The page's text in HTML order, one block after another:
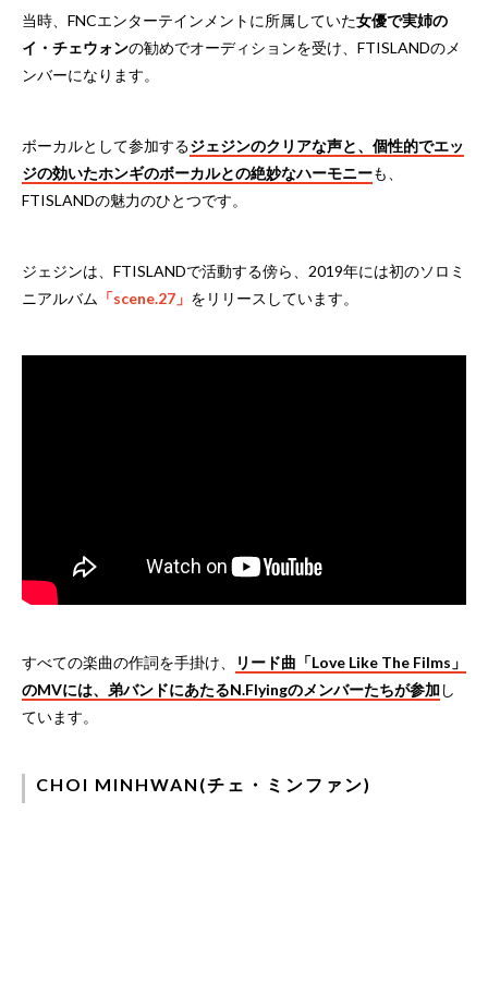
当時、FNCエンターテインメントに所属していた女優で実姉の
イ・チェウォンの勧めでオーディションを受け、FTISLANDのメ
ンバーになります。
ボーカルとして参加するジェジンのクリアな声と、個性的でエッ
ジの効いたホンギのボーカルとの絶妙なハーモニーも、
FTISLANDの魅力のひとつです。
ジェジンは、FTISLANDで活動する傍ら、2019年には初のソロミ
ニアルバム 「scene.27」 をリリースしています。
すべての楽曲の作詞を手掛け、
リード曲「Love Like The Films」
のMVには、弟バンドにあたるN.Flyingのメンバーたちが参加し
ています。
CHOI MINHWAN(チェ・ミンファン)